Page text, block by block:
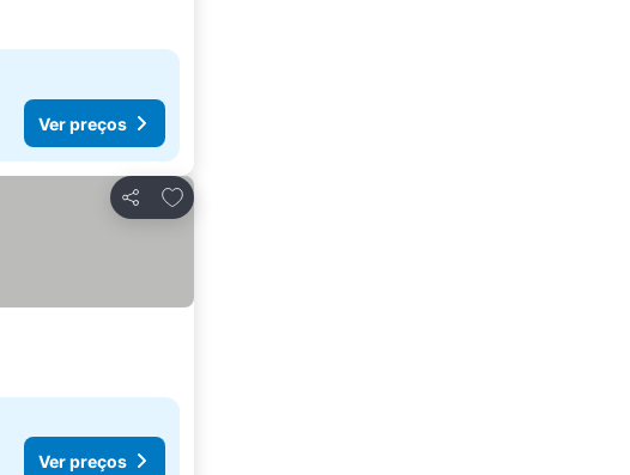
Ver preços
Partilhar
Adicionar aos favoritos
Ver preços